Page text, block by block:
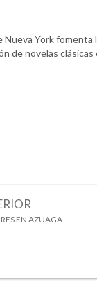
Nueva York fomenta
de novelas clásicas
EN AZUAGA